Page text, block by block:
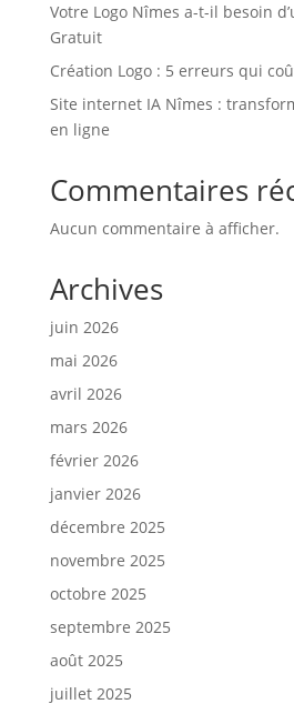
Votre Logo Nîmes a-t-il besoin
Gratuit
Création Logo : 5 erreurs qui
Site internet IA Nîmes :
en ligne
Commentaires
Aucun commentaire à afficher.
Archives
juin 2026
mai 2026
avril 2026
mars 2026
février 2026
janvier 2026
décembre 2025
novembre 2025
octobre 2025
septembre 2025
août 2025
juillet 2025